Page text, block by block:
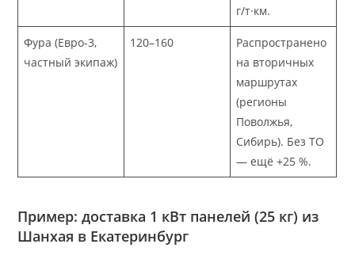
г/т·км.
Фура (Евро-3,
частный экипаж)
120–160
Распространено
на вторичных
маршрутах
(регионы
Поволжья,
Сибирь). Без ТО
— ещё +25 %.
Пример: доставка 1 кВт панелей (25 кг) из
Шанхая в Екатеринбург